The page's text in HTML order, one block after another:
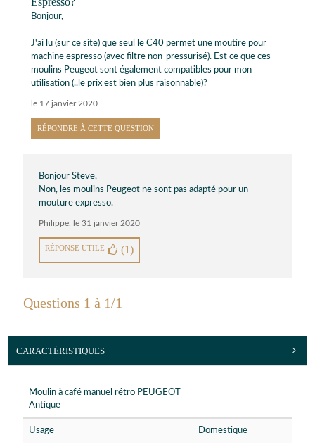
Bonjour,
J'ai lu (sur ce site) que seul le C40 permet une moutire pour
machine espresso (avec filtre non-pressurisé). Est ce que ces
moulins Peugeot sont également compatibles pour mon
utilisation (..le prix est bien plus raisonnable)?
le 17 janvier 2020
RÉPONDRE À CETTE QUESTION
Bonjour Steve,
Non, les moulins Peugeot ne sont pas adapté pour un
mouture expresso.
Philippe le 31 janvier 2020
RÉPONSE UTILE (1)
Questions 1 à 1/1
CARACTÉRISTIQUES
Moulin à café manuel rétro PEUGEOT
Antique
Usage Domestique